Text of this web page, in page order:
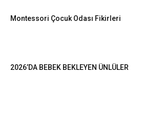
Montessori Çocuk Odası Fikirleri
2026’DA BEBEK BEKLEYEN ÜNLÜLER